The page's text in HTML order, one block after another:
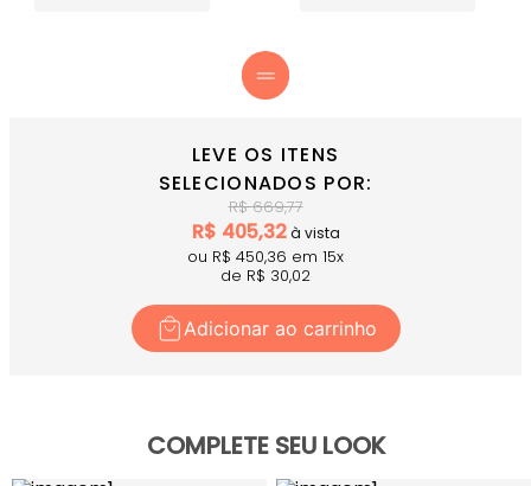
LEVE OS ITENS
SELECIONADOS POR:
R$669,77
R$ 405,32à vista
ou R$ 450,36 em 15x
de R$ 30,02
Adicionar ao carrinho
COMPLETE SEU LOOK